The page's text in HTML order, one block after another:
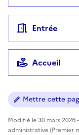
Entrée
Accueil
Mettre cette
Modifié le 30 mars
administrative (Premier